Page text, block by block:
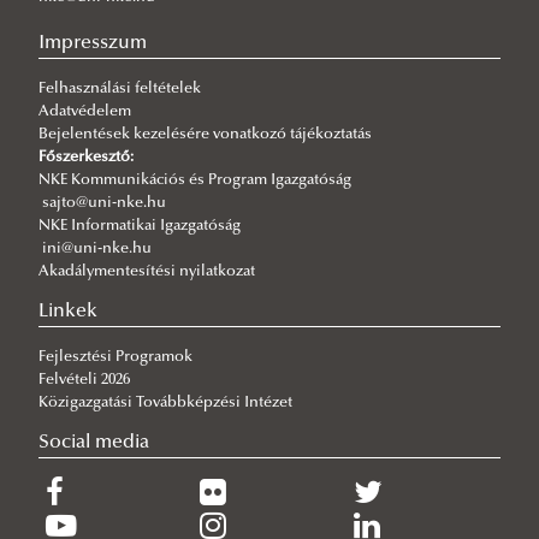
2020.
2019.
Letölthető dokumentumok
Doktori (PhD) védések
2026. év
2025. év
2024. év
2023. év
2021. év
2020. év
2019. év
2018. év
Impresszum
Felhasználási feltételek
Adatvédelem
Bejelentések kezelésére vonatkozó tájékoztatás
Főszerkesztő:
NKE Kommunikációs és Program Igazgatóság
sajto@uni-nke.hu
NKE Informatikai Igazgatóság
ini@uni-nke.hu
Akadálymentesítési nyilatkozat
Linkek
Fejlesztési Programok
Felvételi 2026
Közigazgatási Továbbképzési Intézet
Social media